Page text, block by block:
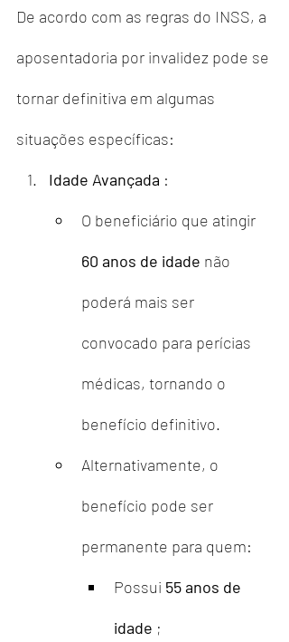
De acordo com as regras do INSS, a
aposentadoria por invalidez pode se
tornar definitiva em algumas
situações específicas:
Idade Avançada :
O beneficiário que atingir
60 anos de idade não
poderá mais ser
convocado para perícias
médicas, tornando o
benefício definitivo.
Alternativamente, o
benefício pode ser
permanente para quem:
Possui 55 anos de
idade ;